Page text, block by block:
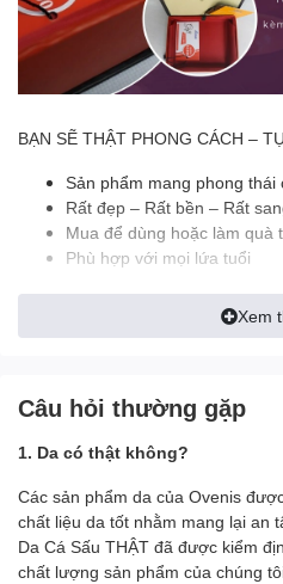
BẠN SẼ THẬT PHONG CÁCH –
Sản phẩm mang phong
Rất đẹp – Rất bền – Rất
Mua để dùng hoặc làm quà
Phù hợp với mọi lứa tuổi
- Màu sắc: Nâu, đen, nâu đỏ
cấp
- Size khi gập lại 12.5 x 9.5 cm (7
tờ xe..)
- 3 ngăn lớn đựng tiền thoải mái
- Sản phẩm được bảo hành chính
Xem
Câu hỏi thường gặp
1. Da có thật không?
Các sản phẩm da của Ovenis
chất liệu da tốt nhằm mang lại an
Da Cá Sấu THẬT đã được kiểm
chất lượng sản phẩm của chúng